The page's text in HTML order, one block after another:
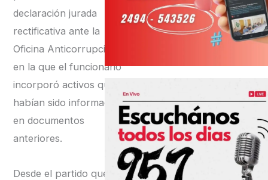
declaración jurada
rectificativa ante la
Oficina Anticorrupción,
en la que el funcionario
incorporó activos que no
habían sido informados
en documentos
anteriores.
Desde el partido que